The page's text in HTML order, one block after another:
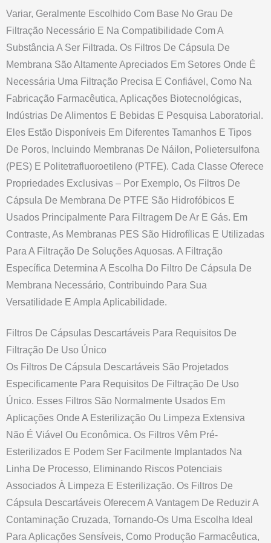
Variar, Geralmente Escolhido Com Base No Grau De
Filtração Necessário E Na Compatibilidade Com A
Substância A Ser Filtrada. Os Filtros De Cápsula De
Membrana São Altamente Apreciados Em Setores Onde É
Necessária Uma Filtração Precisa E Confiável, Como Na
Fabricação Farmacêutica, Aplicações Biotecnológicas,
Indústrias De Alimentos E Bebidas E Pesquisa Laboratorial.
Eles Estão Disponíveis Em Diferentes Tamanhos E Tipos
De Poros, Incluindo Membranas De Náilon, Polietersulfona
(PES) E Politetrafluoroetileno (PTFE). Cada Classe Oferece
Propriedades Exclusivas – Por Exemplo, Os Filtros De
Cápsula De Membrana De PTFE São Hidrofóbicos E
Usados Principalmente Para Filtragem De Ar E Gás. Em
Contraste, As Membranas PES São Hidrofílicas E Utilizadas
Para A Filtração De Soluções Aquosas. A Filtração
Específica Determina A Escolha Do Filtro De Cápsula De
Membrana Necessário, Contribuindo Para Sua
Versatilidade E Ampla Aplicabilidade.
Filtros De Cápsulas Descartáveis Para Requisitos De
Filtração De Uso Único
Os Filtros De Cápsula Descartáveis São Projetados
Especificamente Para Requisitos De Filtração De Uso
Único. Esses Filtros São Normalmente Usados Em
Aplicações Onde A Esterilização Ou Limpeza Extensiva
Não É Viável Ou Econômica. Os Filtros Vêm Pré-
Esterilizados E Podem Ser Facilmente Implantados Na
Linha De Processo, Eliminando Riscos Potenciais
Associados À Limpeza E Esterilização. Os Filtros De
Cápsula Descartáveis Oferecem A Vantagem De Reduzir A
Contaminação Cruzada, Tornando-Os Uma Escolha Ideal
Para Aplicações Sensíveis, Como Produção Farmacêutica,